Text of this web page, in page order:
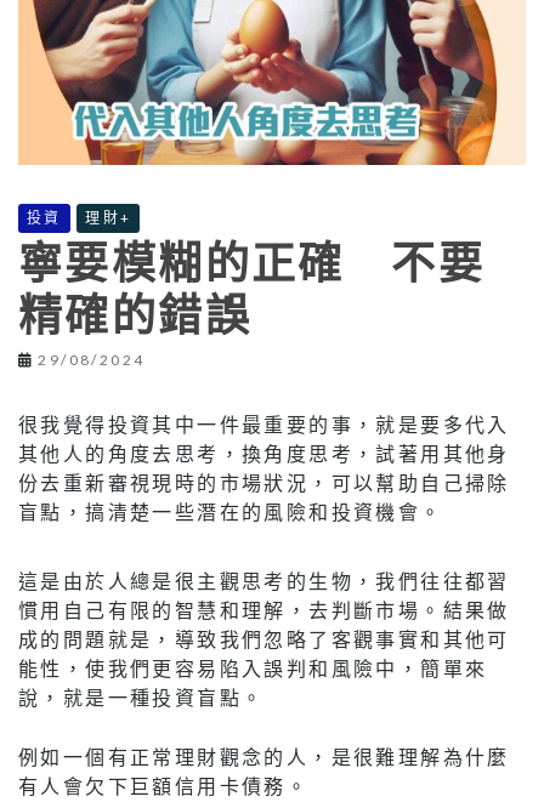
投資 理財+
寧要模糊的正確 不要
精確的錯誤
29/08/2024
很我覺得投資其中一件最重要的事，就是要多代入
其他人的角度去思考，換角度思考，試著用其他身
份去重新審視現時的市場狀況，可以幫助自己掃除
盲點，搞清楚一些潛在的風險和投資機會。
這是由於人總是很主觀思考的生物，我們往往都習
慣用自己有限的智慧和理解，去判斷市場。結果做
成的問題就是，導致我們忽略了客觀事實和其他可
能性，使我們更容易陷入誤判和風險中，簡單來
說，就是一種投資盲點。
例如一個有正常理財觀念的人，是很難理解為什麼
有人會欠下巨額信用卡債務。